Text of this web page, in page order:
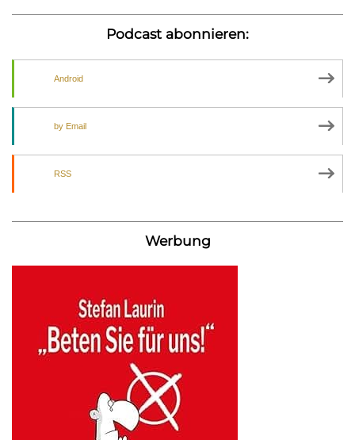
Podcast abonnieren:
Android
by Email
RSS
Werbung